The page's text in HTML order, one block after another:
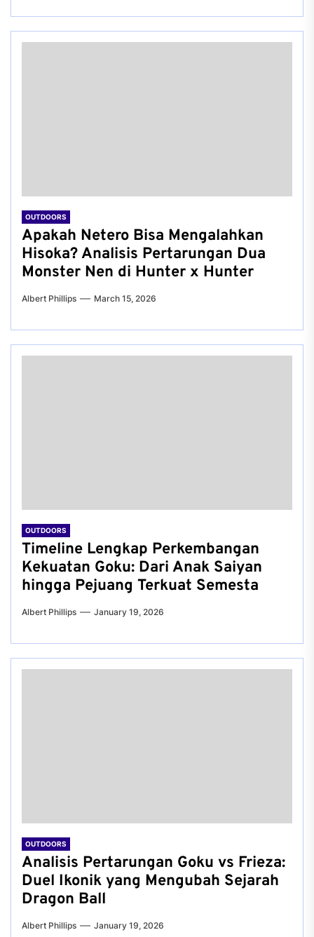
OUTDOORS
Apakah Netero Bisa Mengalahkan
Hisoka? Analisis Pertarungan Dua
Monster Nen di Hunter x Hunter
Albert Phillips March 15, 2026
OUTDOORS
Timeline Lengkap Perkembangan
Kekuatan Goku: Dari Anak Saiyan
hingga Pejuang Terkuat Semesta
Albert Phillips January 19, 2026
OUTDOORS
Analisis Pertarungan Goku vs Frieza:
Duel Ikonik yang Mengubah Sejarah
Dragon Ball
Albert Phillips January 19, 2026